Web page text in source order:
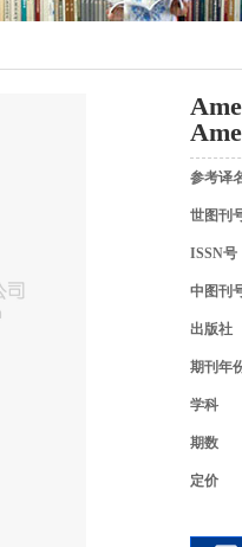
参考译
世图刊
ISSN号
中图刊
出版社
期刊年
学科
期数
定价